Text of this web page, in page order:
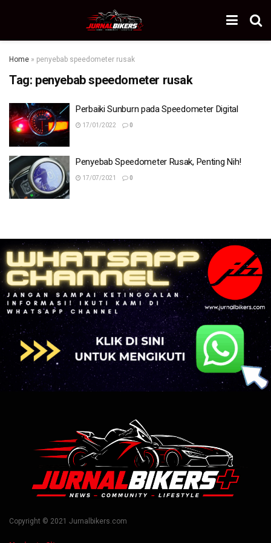
Home » penyebab speedometer rusak
Tag: penyebab speedometer rusak
Perbaiki Sunburn pada Speedometer Digital
17/01/2022 0
Penyebab Speedometer Rusak, Penting Nih!
17/07/2021 0
Copyright © 2021 Jurnalbikers.com